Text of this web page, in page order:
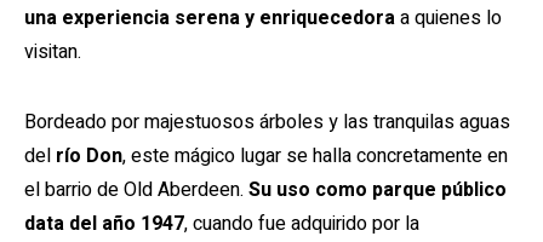
una experiencia serena y enriquecedoraa quienes lo
visitan.
Bordeado por majestuosos árboles y las tranquilas aguas
del río Don, este mágico lugar se halla concretamente en
el barrio de Old Aberdeen. Su uso como parque público
data del año 1947, cuando fue adquirido por la